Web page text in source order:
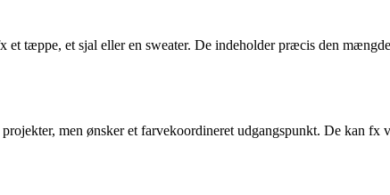
et tæppe, et sjal eller en sweater. De indeholder præcis den
men ønsker et farvekoordineret udgangspunkt. De kan